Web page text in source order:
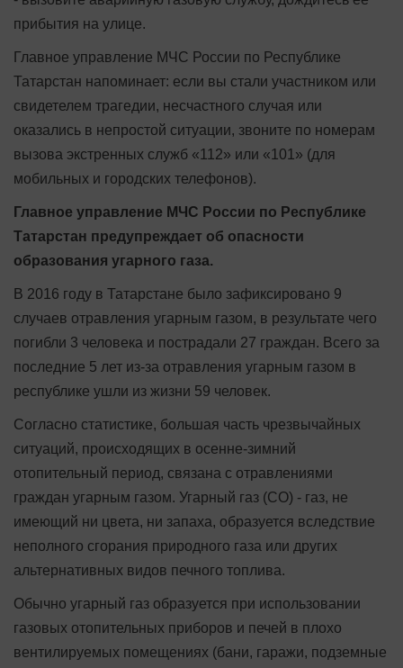
прибытия на улице.
Главное управление МЧС России по Республике
Татарстан напоминает: если вы стали участником или
свидетелем трагедии, несчастного случая или
оказались в непростой ситуации, звоните по номерам
вызова экстренных служб «112» или «101» (для
мобильных и городских телефонов).
Главное управление МЧС России по Республике
Татарстан предупреждает об опасности
образования угарного газа.
В 2016 году в Татарстане было зафиксировано 9
случаев отравления угарным газом, в результате чего
погибли 3 человека и пострадали 27 граждан. Всего за
последние 5 лет из-за отравления угарным газом в
республике ушли из жизни 59 человек.
Согласно статистике, большая часть чрезвычайных
ситуаций, происходящих в осенне-зимний
отопительный период, связана с отравлениями
граждан угарным газом. Угарный газ (СО) - газ, не
имеющий ни цвета, ни запаха, образуется вследствие
неполного сгорания природного газа или других
альтернативных видов печного топлива.
Обычно угарный газ образуется при использовании
газовых отопительных приборов и печей в плохо
вентилируемых помещениях (бани, гаражи, подземные